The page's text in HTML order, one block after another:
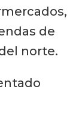
de
norte.